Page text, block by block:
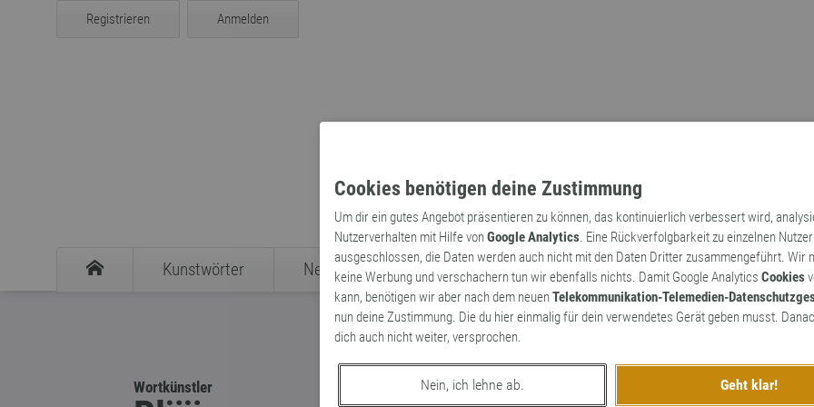
Cookies benötigen deine Zustimmung
Um dir ein gutes Angebot präsentieren zu können, das kontinuierlich verbessert wird,
Nutzerverhalten mit Hilfe vonGoogle Analytics. Eine Rückverfolgbarkeit zu einzelnen
ausgeschlossen, die Daten werden auch nicht mit den Daten Dritter zusammengeführt. Wir
keine Werbung und verschachern tun wir ebenfalls nichts. Damit Google Analytics Cookies
kann, benötigen wir aber nach dem neuenTelekommunikation-Telemedien-
nun deine Zustimmung. Die du hier einmalig für dein verwendetes Gerät geben musst.
dich auch nicht weiter, versprochen.
Nein, ich lehne ab. Geht klar!
Registrieren Anmelden
Kunstwörter Neologismen Archaismen Markennamen
Wortkünstler